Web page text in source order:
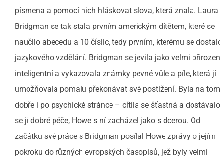
písmena a pomocí nich hláskovat slova, která znala. Laura
Bridgman se tak stala prvním americkým dítětem, které se
naučilo abecedu a 10 číslic, tedy prvním, kterému se
jazykového vzdělání. Bridgman se jevila jako velmi
inteligentní a vykazovala známky pevné vůle a píle, která jí
umožňovala pomalu překonávat své postižení. Byla na tom
dobře i po psychické stránce – cítila se šťastná a dostávalo
se jí dobré péče, Howe s ní zacházel jako s dcerou. Od
začátku své práce s Bridgman posílal Howe zprávy o jejím
pokroku do různých evropských časopisů, jež byly velmi